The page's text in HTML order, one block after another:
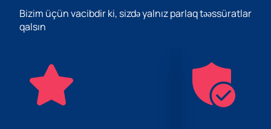
çevrilmiş məşhur filmlərin melodiyaları, caz və blüz
improvizasiyası və daha çox şey daxildir.
festivallarında iştirak edir və çoxsaylı mükafatlar
laureatıdır, həmçinin mütəmadi olaraq Filarmoniya
konsertlərində iştirak edərək bütün klassik həvəskarları
yeni konsert proqramları ilə sevindirir.
Bizim üçün vacibdir ki, sizdə yalnız parlaq təəssüratlar
qalsın